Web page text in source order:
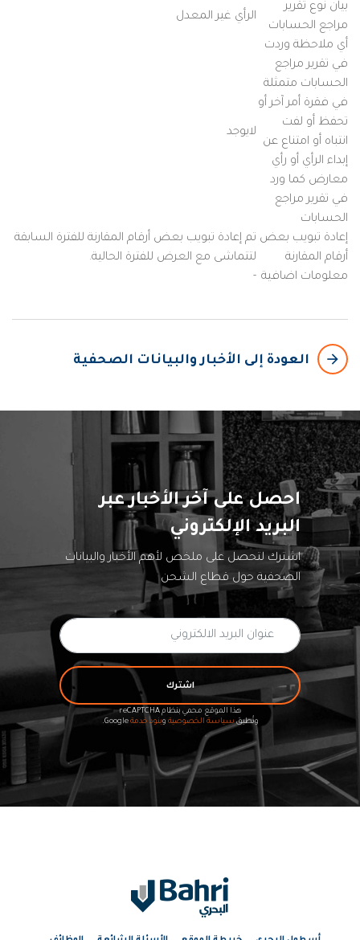
بيان نوع تقرير
مراجع الحسابات
الرأي غير المعدل
أي ملاحظة وردت
في تقرير مراجع
الحسابات متمثلة
في فقرة أمر آخر أو
تحفظ أو لفت
انتباه أو امتناع عن
إبداء الرأي أو رأي
معارض كما ورد
في تقرير مراجع
الحسابات
لايوجد
إعادة تبويب بعض
أرقام المقارنة
تم إعادة تبويب بعض أرقام المقارنة للفترة السابقة
لتتماشى مع العرض للفترة الحالية.
معلومات اضافية -
arrow_backward
العودة إلى الأخبار والبيانات الصحفية
احصل على آخر الأخبار عبر
البريد الإلكتروني
اشترك لتحصل على ملخص لأهم الأخبار والبيانات
الصحفية حول قطاع الشحن
اشترك
هذا الموقع محمي بنظام reCAPTCHA
وتُطبقسياسة الخصوصية وبنود خدمةGoogle.